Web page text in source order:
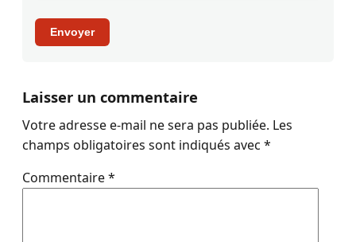
Envoyer
Laisser un commentaire
Votre adresse e-mail ne sera pas publiée. Les
champs obligatoires sont indiqués avec *
Commentaire*